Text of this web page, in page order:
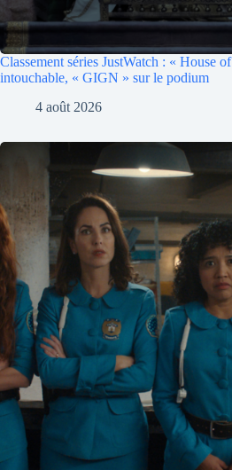
Classement séries JustWatch : « House
intouchable, « GIGN » sur le podium
4 août 2026